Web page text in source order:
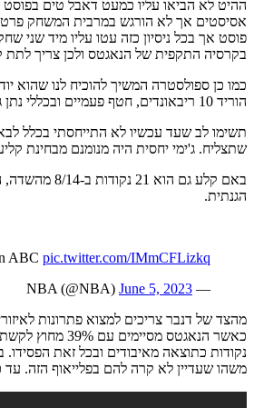
אסיסטים אך לא הורגש במרבית המשחק פרט
בקרסיה התקפית של הנאגטס ולכן צריך
הוריד 10 ריבאונדים, חטף פעמיים ובכללי נתן גוף בצבע ליוקיץ' כאשר הגיע לעזור מהצד החלש.
תשימו לב שעד עכשיו לא התייחסתי בכלל
שתצליח. ג'ימי יחסית היה מנומנם מבחינת קליעה כאשר קלע רק 21 נקודות ב-7/19 מהשדה אבל מסר 9 אסיסטים, סיפק
הגנתית.
ABC pic.twitter.com/IMmCFLizkq
— NBA (@NBA)
June 5, 2023
משהו שעדיין לא קרה להם בפלייאוף הזה.